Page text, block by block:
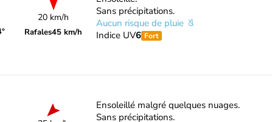
20 km/h
Rafales45 km/h
Sans précipitations.
Aucun risque de pluie
Indice UV6 Fort
Ensoleillé malgré quelques nuages.
Sans précipitations.